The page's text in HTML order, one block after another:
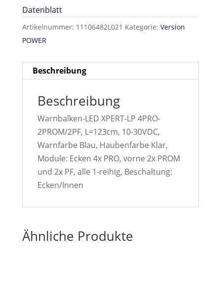
Datenblatt
Artikelnummer: 11106482L021 Kategorie: Version
POWER
Beschreibung
Beschreibung
Warnbalken-LED XPERT-LP 4PRO-
2PROM/2PF, L=123cm, 10-30VDC,
Warnfarbe Blau, Haubenfarbe Klar,
Module: Ecken 4x PRO, vorne 2x PROM
und 2x PF, alle 1-reihig, Beschaltung:
Ecken/Innen
Ähnliche Produkte